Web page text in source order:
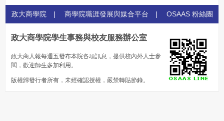
政大商學院 | 商學院職涯發展與媒合平台 | OSAAS 粉絲團
政大商學院學生事務與校友服務辦公室
政大商人報每週五發布本院各項訊息，提供校內外人士參
閱，歡迎師生多加利用。
版權歸發行者所有，未經確認授權，嚴禁轉貼節錄。